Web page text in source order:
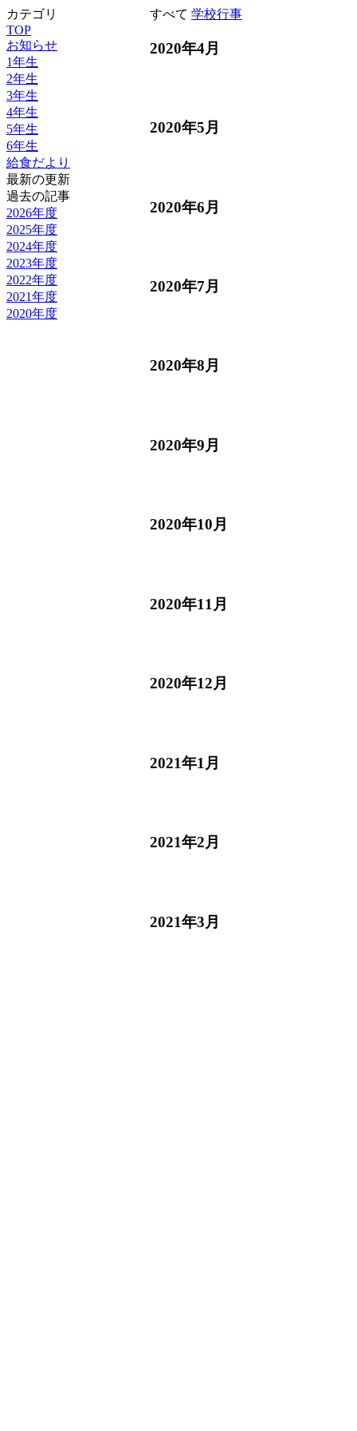
カテゴリ
TOP
お知らせ
1年生
2年生
3年生
4年生
5年生
6年生
給食だより
最新の更新
過去の記事
2026年度
2025年度
2024年度
2023年度
2022年度
2021年度
2020年度
すべて 学校行事
2020年4月
2020年5月
2020年6月
2020年7月
2020年8月
2020年9月
2020年10月
2020年11月
2020年12月
2021年1月
2021年2月
2021年3月